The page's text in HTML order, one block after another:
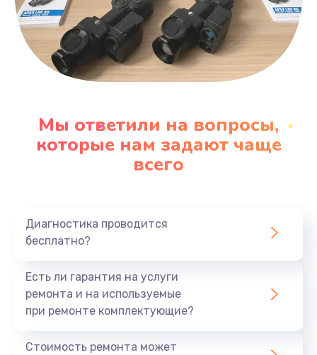
Мы ответили на вопросы,
которые нам задают чаще
всего
Диагностика проводится
бесплатно?
Есть ли гарантия на услуги
ремонта и на используемые
при ремонте комплектующие?
Стоимость ремонта может